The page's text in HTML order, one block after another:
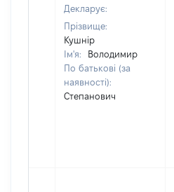
Декларує:
Прізвище:
Кушнір
Ім'я:
Володимир
По батькові (за
наявності):
Степанович